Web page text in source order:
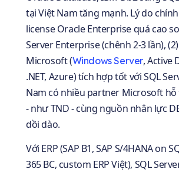
tại Việt Nam tăng mạnh. Lý do
license Oracle Enterprise quá cao
Server Enterprise (chênh 2-3 lần),
Microsoft (Windows Server, Active
.NET, Azure) tích hợp tốt với SQL
Nam có nhiều partner Microsoft
- như TND - cùng nguồn nhân lực
dồi dào.
Với ERP (SAP B1, SAP S/4HANA on
365 BC, custom ERP Việt), SQL